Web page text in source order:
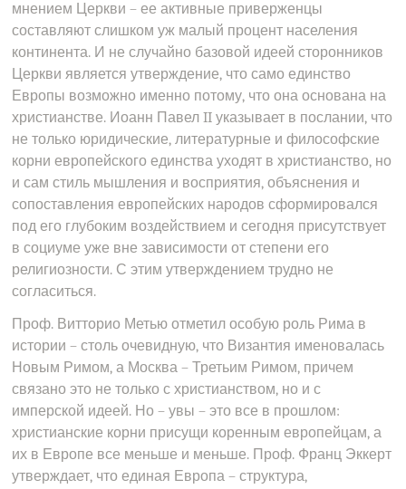
мнением Церкви – ее активные приверженцы
составляют слишком уж малый процент населения
континента. И не случайно базовой идеей сторонников
Церкви является утверждение, что само единство
Европы возможно именно потому, что она основана на
христианстве. Иоанн Павел II указывает в послании, что
не только юридические, литературные и философские
корни европейского единства уходят в христианство, но
и сам стиль мышления и восприятия, объяснения и
сопоставления европейских народов сформировался
под его глубоким воздействием и сегодня присутствует
в социуме уже вне зависимости от степени его
религиозности. С этим утверждением трудно не
согласиться.
Проф. Витторио Метью отметил особую роль Рима в
истории – столь очевидную, что Византия именовалась
Новым Римом, а Москва – Третьим Римом, причем
связано это не только с христианством, но и с
имперской идеей. Но – увы – это все в прошлом:
христианские корни присущи коренным европейцам, а
их в Европе все меньше и меньше. Проф. Франц Эккерт
утверждает, что единая Европа – структура,